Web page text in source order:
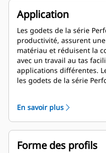
Application
Les godets de la série
productivité, assurent
matériau et réduisent la
avec un travail au tas
applications différentes.
les godets de la série
En savoir plus
Forme des profils